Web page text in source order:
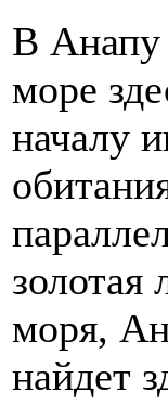
В Анапу
море
началу
моря,
найдет